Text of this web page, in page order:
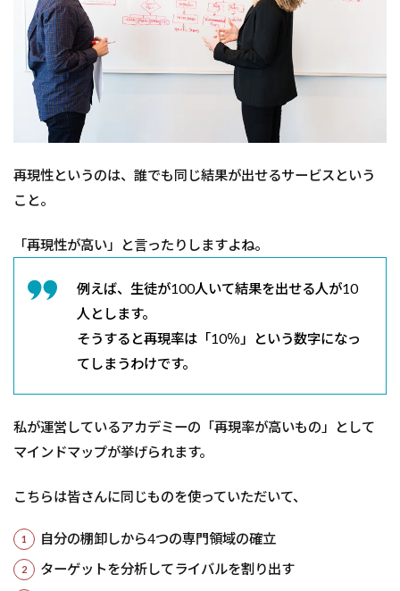
再現性というのは、誰でも同じ結果が出せるサービスという
こと。
「再現性が高い」と言ったりしますよね。
例えば、生徒が100人いて結果を出せる人が10
人とします。
そうすると再現率は「10％」という数字になっ
てしまうわけです。
私が運営しているアカデミーの「再現率が高いもの」として
マインドマップが挙げられます。
こちらは皆さんに同じものを使っていただいて、
自分の棚卸しから4つの専門領域の確立
ターゲットを分析してライバルを割り出す